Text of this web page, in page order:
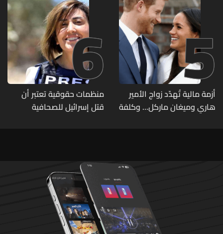
5
أزمة مالية تُهدّد زواج الأمير
هاري وميغان ماركل... وكلفة
6
منظمات حقوقية تعتبر أن
قتل إسرائيل للصحافية